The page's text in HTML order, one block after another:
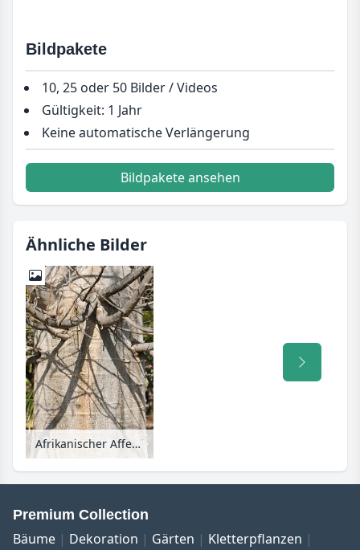
Bildpakete
10, 25 oder 50 Bilder / Videos
Gültigkeit: 1 Jahr
Keine automatische Verlängerung
Bildpakete ansehen
Ähnliche Bilder
Afrikanischer Affenbrotbaum (Adansonia digitata)
Premium Collection
Bäume Dekoration Gärten
Kletterpflanzen